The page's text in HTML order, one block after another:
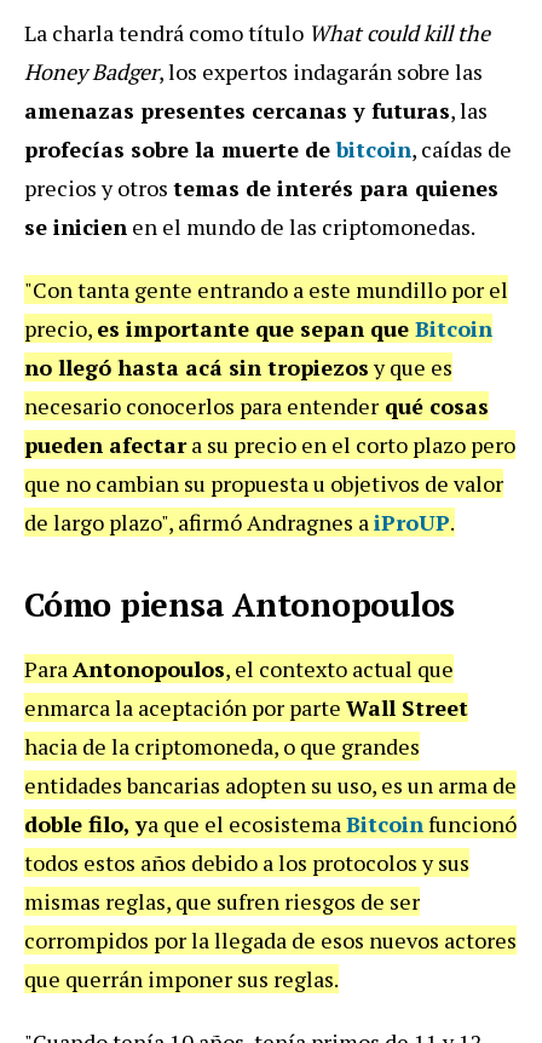
La charla tendrá como título What could kill the
Honey Badger, los expertos indagarán sobre las
amenazas presentes cercanas y futuras, las
profecías sobre la muerte debitcoin, caídas de
precios y otros temas de interés para quienes
se inicien en el mundo de las criptomonedas.
"Con tanta gente entrando a este mundillo por el
precio, es importante que sepan que Bitcoin
no llegó hasta acá sin tropiezosy que es
necesario conocerlos para entender qué cosas
pueden afectara su precio en el corto plazo pero
que no cambian su propuesta u objetivos de valor
de largo plazo", afirmó Andragnes aiProUP.
Cómo piensa Antonopoulos
ParaAntonopoulos, el contexto actual que
enmarca la aceptación por parte Wall Street
hacia de la criptomoneda, o que grandes
entidades bancarias adopten su uso, es un arma de
doble filo, ya que el ecosistemaBitcoinfuncionó
todos estos años debido a los protocolos y sus
mismas reglas, que sufren riesgos de ser
corrompidos por la llegada de esos nuevos actores
que querrán imponer sus reglas.